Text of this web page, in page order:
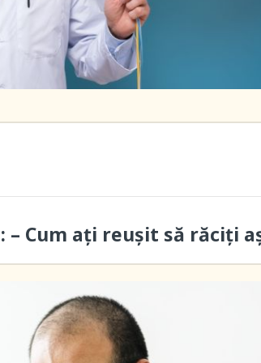
Cum ați reușit să răciți